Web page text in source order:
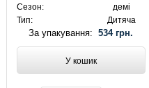
Сезон:
демі
Тип:
Дитяча
За упакування:534 грн.
У кошик